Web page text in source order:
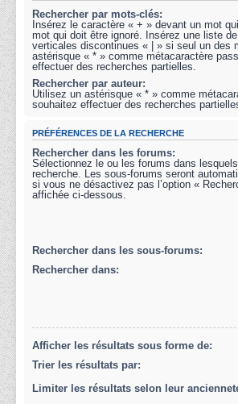
Rechercher par mots-clés:
Insérez le caractère « + » devant un mot
mot qui doit être ignoré. Insérez une liste
verticales discontinues « | » si seul un des
astérisque « * » comme métacaractère
effectuer des recherches partielles.
Rechercher par auteur:
Utilisez un astérisque « * » comme
souhaitez effectuer des recherches
PRÉFÉRENCES DE LA RECHERCHE
Rechercher dans les forums:
Sélectionnez le ou les forums dans
recherche. Les sous-forums seront
si vous ne désactivez pas l’option «
affichée ci-dessous.
Rechercher dans les sous-forums:
Rechercher dans:
Afficher les résultats sous forme de:
Trier les résultats par:
Limiter les résultats selon leur